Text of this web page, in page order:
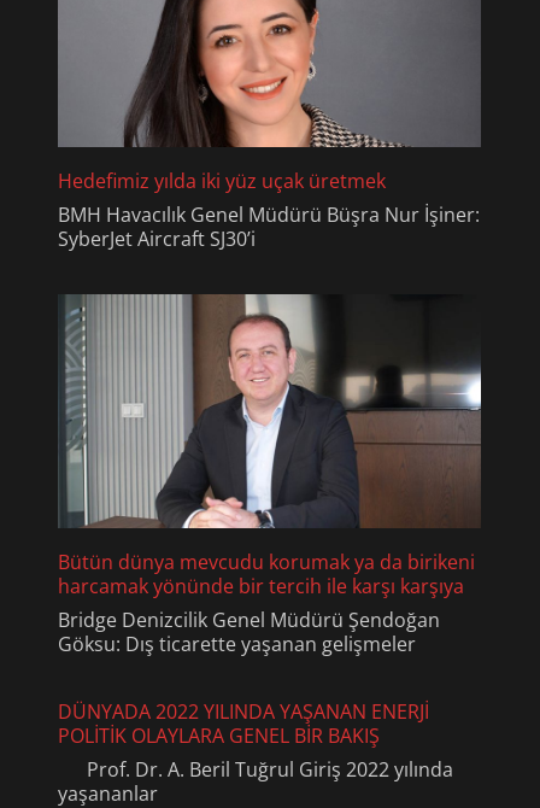
Hedefimiz yılda iki yüz uçak üretmek
BMH Havacılık Genel Müdürü Büşra Nur İşiner:
SyberJet Aircraft SJ30’i
Bütün dünya mevcudu korumak ya da birikeni
harcamak yönünde bir tercih ile karşı karşıya
Bridge Denizcilik Genel Müdürü Şendoğan
Göksu: Dış ticarette yaşanan gelişmeler
DÜNYADA 2022 YILINDA YAŞANAN ENERJİ
POLİTİK OLAYLARA GENEL BİR BAKIŞ
Prof. Dr. A. Beril Tuğrul Giriş 2022 yılında
yaşananlar